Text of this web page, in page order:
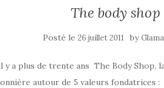
The body shop
Posté le26 juillet 2011 by
y a plus de trente ans The Body
autour de 5 valeurs fondatrices :